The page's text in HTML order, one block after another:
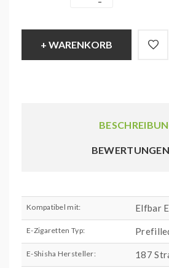
+ WARENKORB
Kompatibel mit: Elfbar
E-Zigaretten Typ:
E-Shisha Hersteller: 187